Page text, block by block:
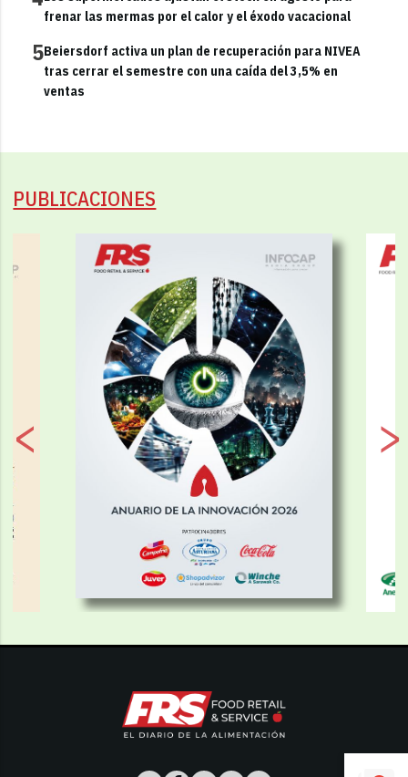
frenar las mermas por el calor y el éxodo vacacional
5Beiersdorf activa un plan de recuperación para NIVEA
tras cerrar el semestre con una caída del 3,5% en
ventas
PUBLICACIONES